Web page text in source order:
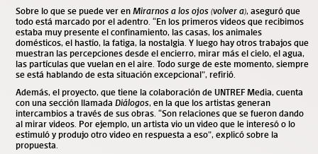
Sobre lo que se puede ver en Mirarnos a los ojos (volver a), aseguró que
todo está marcado por el adentro. “En los primeros videos que recibimos
estaba muy presente el confinamiento, las casas, los animales
domésticos, el hastío, la fatiga, la nostalgia. Y luego hay otros trabajos que
muestran las percepciones desde el encierro, mirar más el cielo, el agua,
las partículas que vuelan en el aire. Todo surge de este momento, siempre
se está hablando de esta situación excepcional”, refirió.
Además, el proyecto, que tiene la colaboración de UNTREF Media, cuenta
con una sección llamada Diálogos, en la que los artistas generan
intercambios a través de sus obras. “Son relaciones que se fueron dando
al mirar videos. Por ejemplo, un artista vio un video que le interesó o lo
estimuló y produjo otro video en respuesta a eso”, explicó sobre la
propuesta.